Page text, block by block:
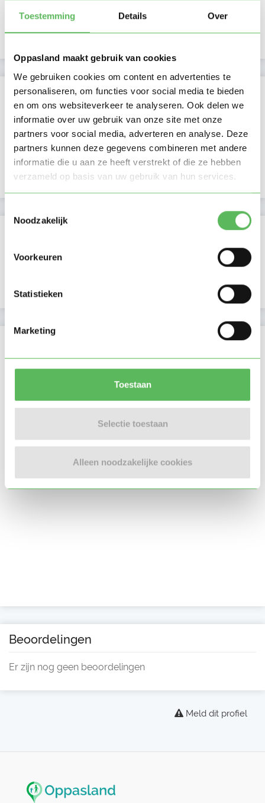
Toestemming Details Over
Oppasland maakt gebruik van cookies
We gebruiken cookies om content en advertenties te
personaliseren, om functies voor social media te bieden
en om ons websiteverkeer te analyseren. Ook delen we
informatie over uw gebruik van onze site met onze
partners voor social media, adverteren en analyse. Deze
partners kunnen deze gegevens combineren met andere
informatie die u aan ze heeft verstrekt of die ze hebben
verzameld op basis van uw gebruik van hun services.
Noodzakelijk
Voorkeuren
Statistieken
Marketing
Toestaan
Selectie toestaan
Alleen noodzakelijke cookies
Avond
NIEUW
Activiteit op Oppasland
Laatste activiteit 11-08-2025
Lid sinds 03-08-2022
Profiel bijgewerkt 24-08-2023
E-mailadres is geverifieerd
Beoordelingen
Er zijn nog geen beoordelingen
Meld dit profiel